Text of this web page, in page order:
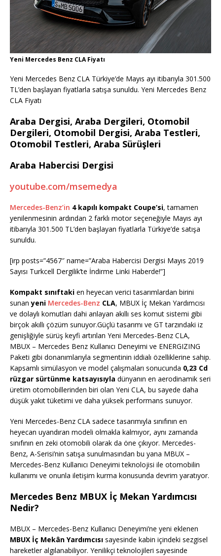
Yeni Mercedes Benz CLA Fiyatı
Yeni Mercedes Benz CLA Türkiye’de Mayıs ayı itibarıyla 301.500
TL’den başlayan fiyatlarla satışa sunuldu. Yeni Mercedes Benz
CLA Fiyatı
Araba Dergisi, Araba Dergileri, Otomobil
Dergileri, Otomobil Dergisi, Araba Testleri,
Otomobil Testleri, Araba Sürüşleri
Araba Habercisi Dergisi
youtube.com/msemedya
Mercedes-Benz’in 4 kapılı kompakt Coupe’si, tamamen
yenilenmesinin ardından 2 farklı motor seçeneğiyle Mayıs ayı
itibarıyla 301.500 TL’den başlayan fiyatlarla Türkiye’de satışa
sunuldu.
[irp posts=”4567″ name=”Araba Habercisi Dergisi Mayıs 2019
Sayısı Turkcell Dergilik’te İndirme Linki Haberde!”]
Kompakt sınıftaki en heyecan verici tasarımlardan birini
sunanyeni Mercedes-Benz CLA, MBUX İç Mekan Yardımcısı
ve dolaylı komutları dahi anlayan akıllı ses komut sistemi gibi
birçok akıllı çözüm sunuyor.Güçlü tasarımı ve GT tarzındaki iz
genişliğiyle sürüş keyfi artırılan Yeni Mercedes-Benz CLA,
MBUX – Mercedes Benz Kullanıcı Deneyimi ve ENERGIZING
Paketi gibi donanımlarıyla segmentinin iddialı özelliklerine sahip.
Kapsamlı simülasyon ve model çalışmaları sonucunda 0,23 Cd
rüzgar sürtünme katsayısıyla dünyanın en aerodinamik seri
üretim otomobillerinden biri olan Yeni CLA, bu sayede daha
düşük yakıt tüketimi ve daha yüksek performans sunuyor.
Yeni Mercedes-Benz CLA sadece tasarımıyla sınıfının en
heyecan uyandıran modeli olmakla kalmıyor, aynı zamanda
sınıfının en zeki otomobili olarak da öne çıkıyor. Mercedes-
Benz, A-Serisi’nin satışa sunulmasından bu yana MBUX –
Mercedes-Benz Kullanıcı Deneyimi teknolojisi ile otomobilin
kullanımı ve onunla iletişim kurma konusunda devrim yaratıyor.
Mercedes Benz MBUX İç Mekan Yardımcısı
Nedir?
MBUX – Mercedes-Benz Kullanıcı Deneyimi’ne yeni eklenen
MBUX İç Mekân Yardımcısı sayesinde kabin içindeki sezgisel
hareketler algılanabiliyor. Yenilikçi teknolojileri sayesinde